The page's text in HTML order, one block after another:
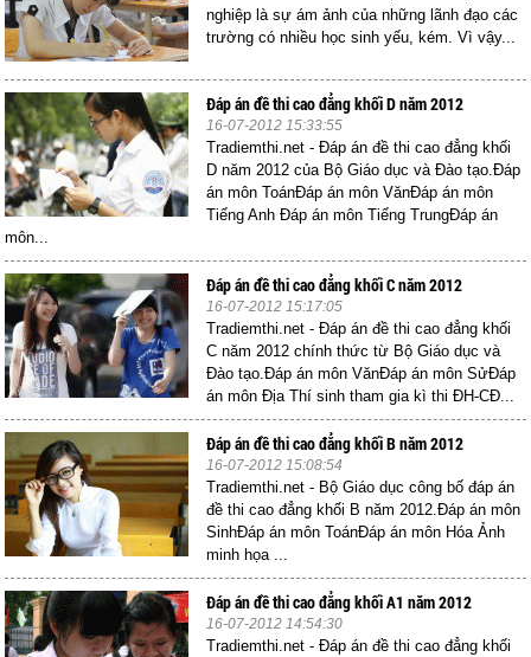
nghiệp là sự ám ảnh của những lãnh đạo các
trường có nhiều học sinh yếu, kém. Vì vậy...
Đáp án đề thi cao đẳng khối D năm 2012
16-07-2012 15:33:55
Tradiemthi.net - Đáp án đề thi cao đẳng khối
D năm 2012 của Bộ Giáo dục và Đào tạo.Đáp
án môn ToánĐáp án môn VănĐáp án môn
Tiếng Anh Đáp án môn Tiếng TrungĐáp án
môn...
Đáp án đề thi cao đẳng khối C năm 2012
16-07-2012 15:17:05
Tradiemthi.net - Đáp án đề thi cao đẳng khối
C năm 2012 chính thức từ Bộ Giáo dục và
Đào tạo.Đáp án môn VănĐáp án môn SửĐáp
án môn Địa Thí sinh tham gia kì thi ĐH-CĐ...
Đáp án đề thi cao đẳng khối B năm 2012
16-07-2012 15:08:54
Tradiemthi.net - Bộ Giáo dục công bố đáp án
đề thi cao đẳng khối B năm 2012.Đáp án môn
SinhĐáp án môn ToánĐáp án môn Hóa Ảnh
minh họa ...
Đáp án đề thi cao đẳng khối A1 năm 2012
16-07-2012 14:54:30
Tradiemthi.net - Đáp án đề thi cao đẳng khối